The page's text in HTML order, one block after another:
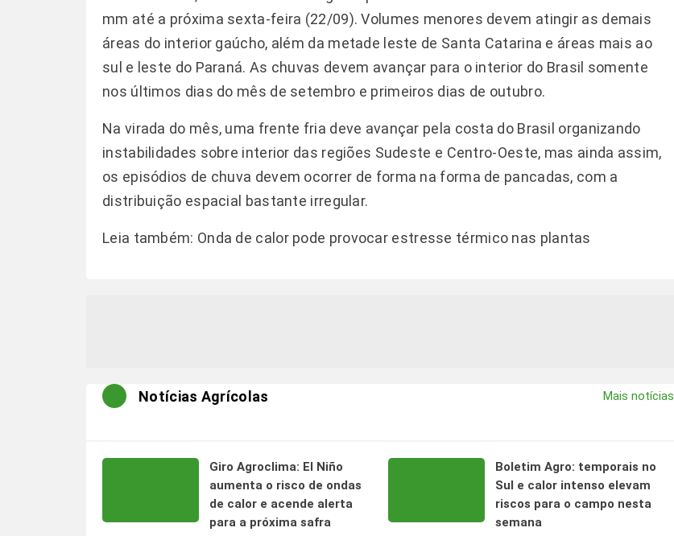
mm até a próxima sexta-feira (22/09). Volumes menores devem atingir as demais
áreas do interior gaúcho, além da metade leste de Santa Catarina e áreas mais ao
sul e leste do Paraná. As chuvas devem avançar para o interior do Brasil somente
nos últimos dias do mês de setembro e primeiros dias de outubro.
Na virada do mês, uma frente fria deve avançar pela costa do Brasil organizando
instabilidades sobre interior das regiões Sudeste e Centro-Oeste, mas ainda assim,
os episódios de chuva devem ocorrer de forma na forma de pancadas, com a
distribuição espacial bastante irregular.
Leia também: Onda de calor pode provocar estresse térmico nas plantas
Notícias Agrícolas Mais notícias
Giro Agroclima: El Niño
aumenta o risco de ondas
de calor e acende alerta
para a próxima safra
Boletim Agro: temporais no
Sul e calor intenso elevam
riscos para o campo nesta
semana